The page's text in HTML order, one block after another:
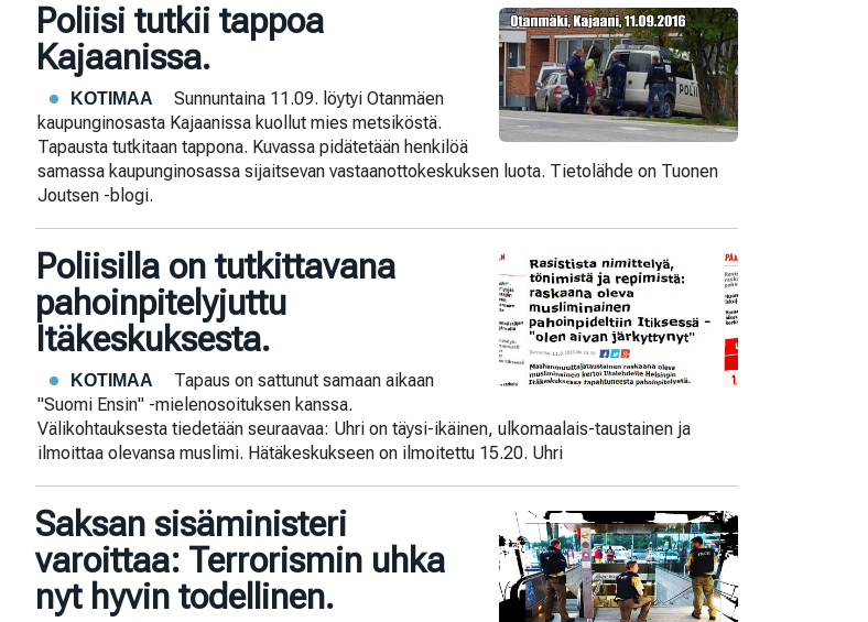
Poliisi tutkii tappoa
Kajaanissa.
KOTIMAA
Sunnuntaina 11.09. löytyi Otanmäen
kaupunginosasta Kajaanissa kuollut mies metsiköstä.
Tapausta tutkitaan tappona. Kuvassa pidätetään henkilöä
samassa kaupunginosassa sijaitsevan vastaanottokeskuksen luota. Tietolähde on Tuonen
Joutsen -blogi.
Poliisilla on tutkittavana
pahoinpitelyjuttu
Itäkeskuksesta.
KOTIMAA
Tapaus on sattunut samaan aikaan
"Suomi Ensin" -mielenosoituksen kanssa.
Välikohtauksesta tiedetään seuraavaa: Uhri on täysi-ikäinen, ulkomaalais-taustainen ja
ilmoittaa olevansa muslimi. Hätäkeskukseen on ilmoitettu 15.20. Uhri
Saksan sisäministeri
varoittaa: Terrorismin uhka
nyt hyvin todellinen.